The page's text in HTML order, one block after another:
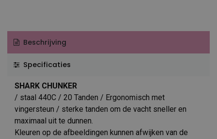
Beschrijving
Specificaties
SHARK CHUNKER
/ staal 440C / 20 Tanden / Ergonomisch met
vingersteun / sterke tanden om de vacht sneller en
maximaal uit te dunnen.
Kleuren op de afbeeldingen kunnen afwijken van de